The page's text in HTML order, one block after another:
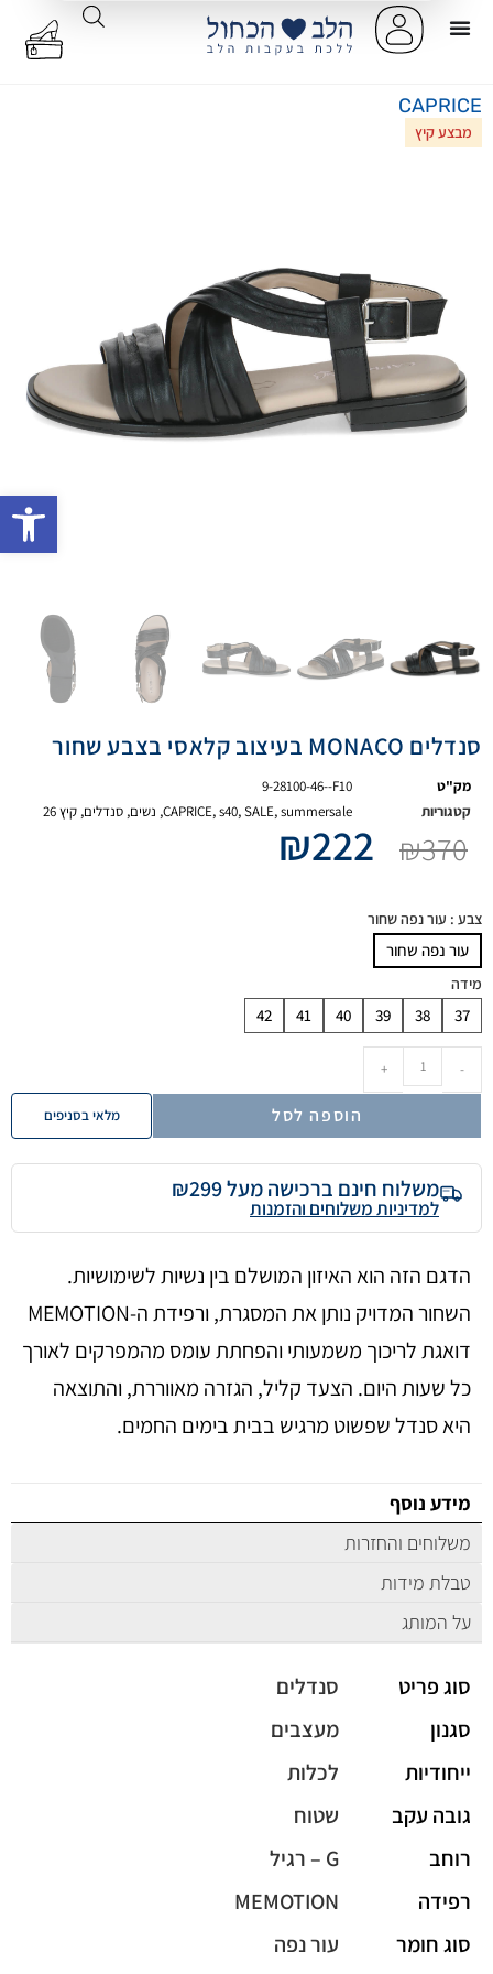
CAPRICE
מבצע קיץ
סנדלים MONACO בעיצוב קלאסי בצבע שחור
מק"ט
9-28100-46--F10
קטגוריות
CAPRICE,s40,SALE,summersale
, נשים, סנדלים, קיץ 26
₪370
₪222
צבע : עור נפה שחור
עור נפה שחור
מידה
37
38
39
40
41
42
-
+
הוספה לסל מלאי בסניפים
משלוח חינם ברכישה מעל ₪299
למדיניות משלוחים והזמנות
הדגם הזה הוא האיזון המושלם בין נשיות לשימושיות.
השחור המדויק נותן את המסגרת, ורפידת ה-MEMOTION
דואגת לריכוך משמעותי והפחתת עומס מהמפרקים לאורך
כל שעות היום. הצעד קליל, הגזרה מאווררת, והתוצאה
היא סנדל שפשוט מרגיש בבית בימים החמים.
מידע נוסף
משלוחים והחזרות
טבלת מידות
על המותג
סוג פריט
סנדלים
סגנון
מעצבים
ייחודיות
לכלות
גובה עקב
שטוח
רוחב
G – רגיל
רפידה
MEMOTION
סוג חומר
עור נפה